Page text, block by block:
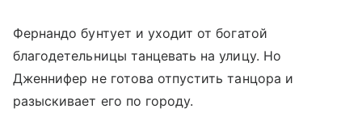
Фернандо бунтует и уходит от богатой
благодетельницы танцевать на улицу. Но
Дженнифер не готова отпустить танцора и
разыскивает его по городу.